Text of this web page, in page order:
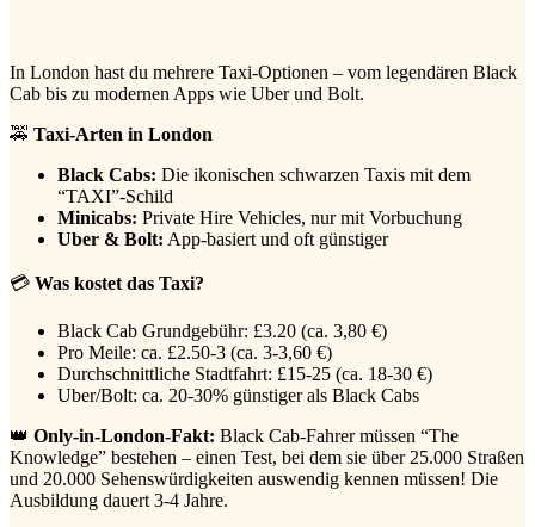
In London hast du mehrere Taxi-Optionen – vom legendären Black
Cab bis zu modernen Apps wie Uber und Bolt.
🚕 Taxi-Arten in London
Black Cabs: Die ikonischen schwarzen Taxis mit dem
“TAXI”-Schild
Minicabs: Private Hire Vehicles, nur mit Vorbuchung
Uber & Bolt: App-basiert und oft günstiger
💳 Was kostet das Taxi?
Black Cab Grundgebühr: £3.20 (ca. 3,80 €)
Pro Meile: ca. £2.50-3 (ca. 3-3,60 €)
Durchschnittliche Stadtfahrt: £15-25 (ca. 18-30 €)
Uber/Bolt: ca. 20-30% günstiger als Black Cabs
👑 Only-in-London-Fakt: Black Cab-Fahrer müssen “The
Knowledge” bestehen – einen Test, bei dem sie über 25.000 Straßen
und 20.000 Sehenswürdigkeiten auswendig kennen müssen! Die
Ausbildung dauert 3-4 Jahre.